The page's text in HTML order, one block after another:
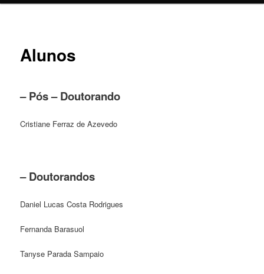
Alunos
– Pós – Doutorando
Cristiane Ferraz de Azevedo
– Doutorandos
Daniel Lucas Costa Rodrigues
Fernanda Barasuol
Tanyse Parada Sampaio